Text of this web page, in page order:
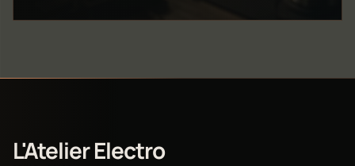
L'Atelier Electro